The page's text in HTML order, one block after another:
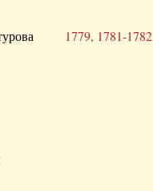
1779, 1781-1782